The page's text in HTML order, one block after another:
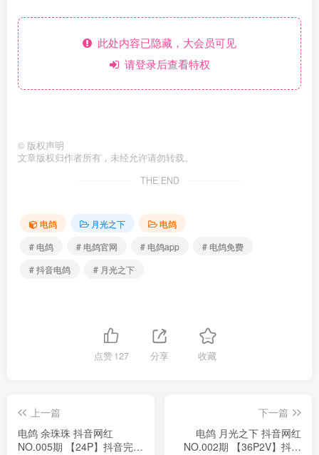
此处内容已隐藏，大会员可见
请登录后查看特权
© 版权声明
文章版权归作者所有，未经允许请勿转载。
THE END
电鸽 月光之下
电鸽
# 电鸽
# 电鸽官网 # 电鸽app
# 电鸽免费
# 抖音电鸽
# 月光之下
点赞127 分享 收藏
上一篇
电鸽 余珠珠 抖音网红
NO.005期 【24P】抖音完整
下一篇
电鸽 月光之下 抖音网红
NO.002期 【36P2V】抖音